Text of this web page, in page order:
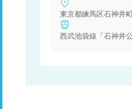
東京都練馬区石神井
西武池袋線「石神井